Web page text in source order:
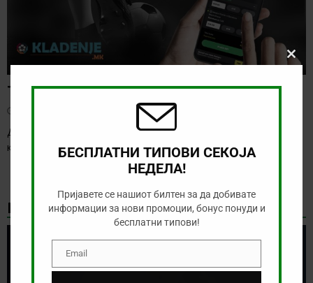
Тикет на денот (четврток, 06.08.2026)
Денес се играат првите натпревари од третото коло на
квалификациите за Лига Европа и Лига[…]
НАЈНОВИ БОНУС ВЕСТИ
Close
this
БЕСПЛАТНИ ТИПОВИ СЕКОЈА
НЕДЕЛА!
Пријавете се нашиот билтен за да добивате
информации за нови промоции, бонус понуди и
бесплатни типови!
EmailEmail